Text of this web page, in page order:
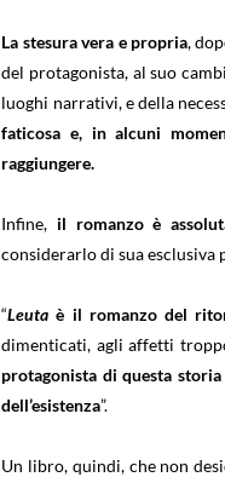
La stesura vera e propria,
del protagonista, al suo
luoghi narrativi, e della
faticosa e, in alcuni
raggiungere.
Infine, il romanzo è
considerarlo di sua esclusiva
“Leutaè il romanzo del
dimenticati, agli affetti
protagonista di questa
dell’esistenza”.
Un libro, quindi, che non